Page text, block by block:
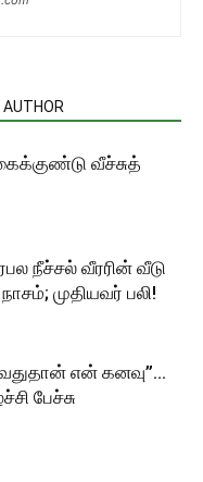
AUTHOR
வீச்சுத்
நீச்சல் வீரரின் வீடு
முதியவர் பலி!
என் கனவு”…
பேச்சு